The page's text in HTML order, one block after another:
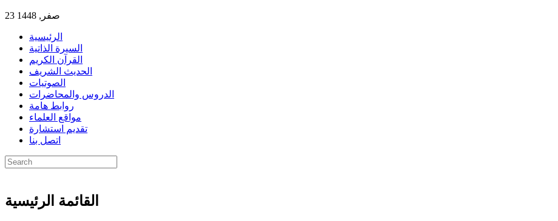
23 صفر, 1448
الرئيسية
السيرة الذاتية
القرآن الكريم
الحديث الشريف
الصوتيات
الدروس والمحاضرات
روابط هامة
مواقع العلماء
تقديم استشارة
اتصل بنا
القائمة الرئيسية